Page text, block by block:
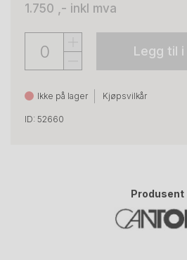
1.750 ,- inkl mva
Legg til
Ikke på lager Kjøpsvilkår
ID: 52660
Produsent